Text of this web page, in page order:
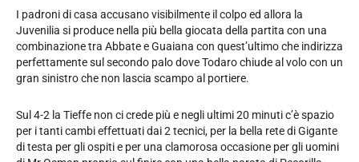
I padroni di casa accusano visibilmente il colpo ed allora la
Juvenilia si produce nella più bella giocata della partita con una
combinazione tra Abbate e Guaiana con quest’ultimo che indirizza
perfettamente sul secondo palo dove Todaro chiude al volo con un
gran sinistro che non lascia scampo al portiere.
Sul 4-2 la Tieffe non ci crede più e negli ultimi 20 minuti c’è spazio
per i tanti cambi effettuati dai 2 tecnici, per la bella rete di Gigante
di testa per gli ospiti e per una clamorosa occasione per gli uomini